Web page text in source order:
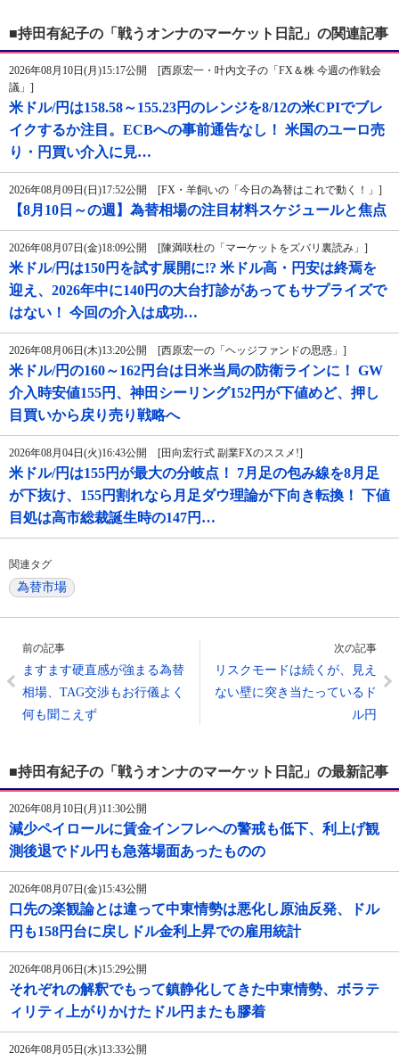
■持田有紀子の「戦うオンナのマーケット日記」の関連記事
2026年08月10日(月)15:17公開 [西原宏一・叶内文子の「FX＆株 今週の作戦会
議」]
米ドル/円は158.58～155.23円のレンジを8/12の米CPIでブレ
イクするか注目。ECBへの事前通告なし！ 米国のユーロ売
り・円買い介入に見…
2026年08月09日(日)17:52公開 [FX・羊飼いの「今日の為替はこれで動く！」]
【8月10日～の週】為替相場の注目材料スケジュールと焦点
2026年08月07日(金)18:09公開 [陳満咲杜の「マーケットをズバリ裏読み」]
米ドル/円は150円を試す展開に!? 米ドル高・円安は終焉を
迎え、2026年中に140円の大台打診があってもサプライズで
はない！ 今回の介入は成功…
2026年08月06日(木)13:20公開 [西原宏一の「ヘッジファンドの思惑」]
米ドル/円の160～162円台は日米当局の防衛ラインに！ GW
介入時安値155円、神田シーリング152円が下値めど、押し
目買いから戻り売り戦略へ
2026年08月04日(火)16:43公開 [田向宏行式 副業FXのススメ!]
米ドル/円は155円が最大の分岐点！ 7月足の包み線を8月足
が下抜け、155円割れなら月足ダウ理論が下向き転換！ 下値
目処は高市総裁誕生時の147円…
関連タグ
為替市場
前の記事
ますます硬直感が強まる為替
相場、TAG交渉もお行儀よく
何も聞こえず
次の記事
リスクモードは続くが、見え
ない壁に突き当たっているド
ル円
■持田有紀子の「戦うオンナのマーケット日記」の最新記事
2026年08月10日(月)11:30公開
減少ペイロールに賃金インフレへの警戒も低下、利上げ観
測後退でドル円も急落場面あったものの
2026年08月07日(金)15:43公開
口先の楽観論とは違って中東情勢は悪化し原油反発、ドル
円も158円台に戻しドル金利上昇での雇用統計
2026年08月06日(木)15:29公開
それぞれの解釈でもって鎮静化してきた中東情勢、ボラテ
ィリティ上がりかけたドル円またも膠着
2026年08月05日(水)13:33公開